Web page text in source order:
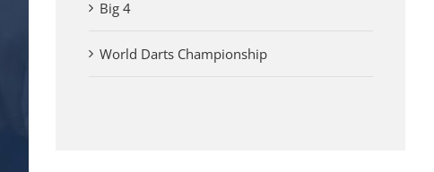
Big 4
World Darts Championship